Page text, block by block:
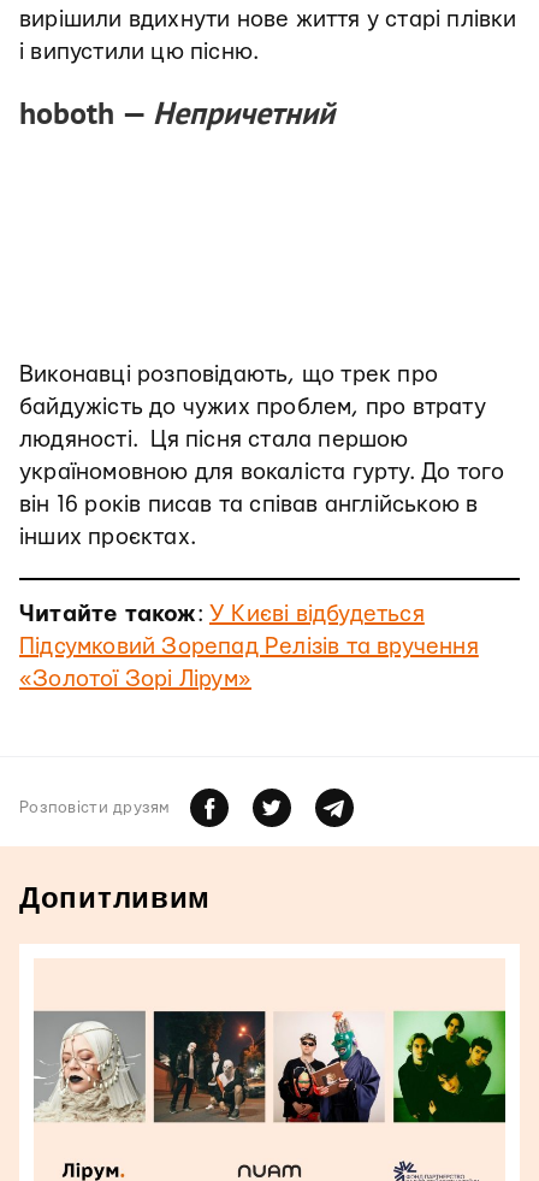
вирішили вдихнути нове життя у старі плівки
і випустили цю пісню.
hoboth — Непричетний
Виконавці розповідають, що трек про
байдужість до чужих проблем, про втрату
людяності. Ця пісня стала першою
україномовною для вокаліста гурту. До того
він 16 років писав та співав англійською в
інших проєктах.
Читайте також: У Києві відбудеться
Підсумковий Зорепад Релізів та вручення
«Золотої Зорі Лірум»
Розповiсти друзям
Допитливим